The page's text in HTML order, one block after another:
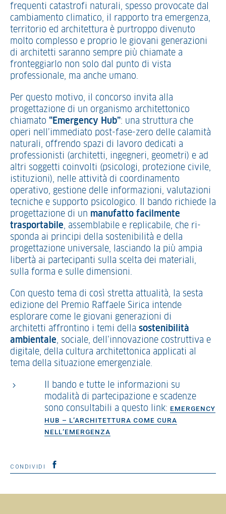
frequenti catastrofi naturali, spesso provocate dal
cambiamento climatico, il rapporto tra emergenza,
territorio ed architettura è purtroppo divenuto
molto complesso e proprio le giovani generazioni
di architetti saranno sempre più chiamate a
fronteggiarlo non solo dal punto di vista
professionale, ma anche umano.
Per questo motivo, il concorso invita alla
progettazione di un organismo architettonico
chiamato “Emergency Hub”: una struttura che
operi nell’immediato post-fase-zero delle calamità
naturali, offrendo spazi di lavoro dedicati a
professionisti (architetti, ingegneri, geometri) e ad
altri soggetti coinvolti (psicologi, protezione civile,
istituzioni), nelle attività di coordinamento
operativo, gestione delle informazioni, valutazioni
tecniche e supporto psicologico. Il bando richiede la
progettazione di un manufatto facilmente
trasportabile, assemblabile e replicabile, che ri­
sponda ai principi della sostenibilità e della
progettazione universale, lasciando la più ampia
libertà ai partecipanti sulla scelta dei materiali,
sulla forma e sulle dimensioni.
Con questo tema di così stretta attualità, la sesta
edizione del Premio Raffaele Sirica intende
esplorare come le giovani generazioni di
architetti affrontino i temi della sostenibilità
ambientale, sociale, dell’innovazione costruttiva e
digitale, della cultura architettonica applicati al
tema della situazione emergenziale.
Il bando e tutte le informazioni su
modalità di partecipazione e scadenze
sono consultabili a questo link: EMERGENCY
HUB – L’ARCHITETTURA COME CURA
NELL’EMERGENZA
CONDIVIDI